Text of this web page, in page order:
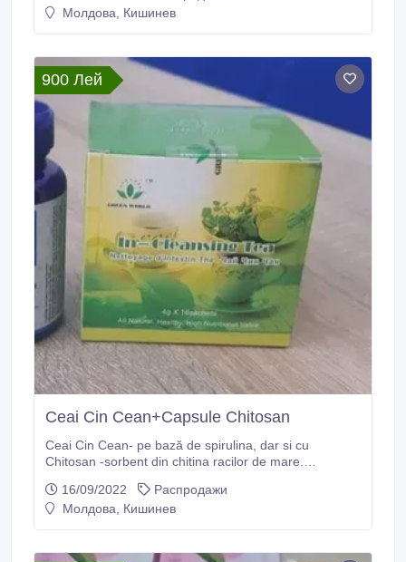
Молдова, Кишинев
900 Лей
Ceai Cin Cean+Capsule Chitosan
Ceai Cin Cean- pe bază de spirulina, dar si cu
Chitosan -sorbent din chitina racilor de mare.
16/09/2022
Распродажи
Молдова, Кишинев